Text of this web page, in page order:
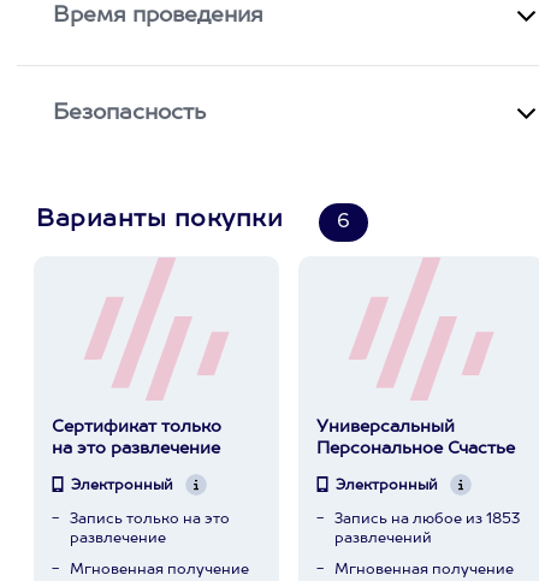
Время проведения
Безопасность
Варианты покупки 6
Сертификат только
на это развлечение
Электронный
Запись только на это
развлечение
Мгновенная получение
Универсальный
Персональное Счастье
Электронный
Запись на любое из 1853
развлечений
Мгновенная получение